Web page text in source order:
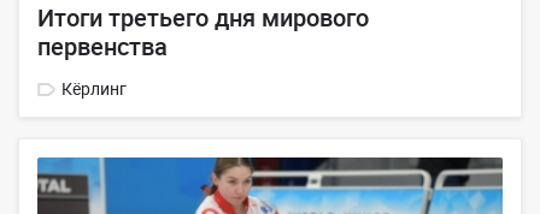
Итоги третьего дня мирового
первенства
Кёрлинг